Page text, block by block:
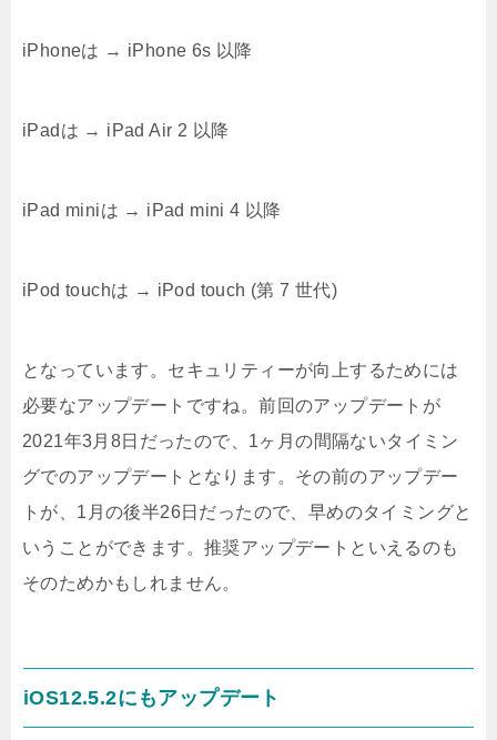
iPhoneは → iPhone 6s 以降
iPadは → iPad Air 2 以降
iPad miniは → iPad mini 4 以降
iPod touchは → iPod touch (第 7 世代)
となっています。セキュリティーが向上するためには
必要なアップデートですね。前回のアップデートが
2021年3月8日だったので、1ヶ月の間隔ないタイミン
グでのアップデートとなります。その前のアップデー
トが、1月の後半26日だったので、早めのタイミングと
いうことができます。推奨アップデートといえるのも
そのためかもしれません。
iOS12.5.2にもアップデート